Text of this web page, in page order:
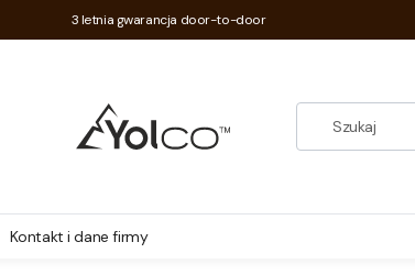
3 letnia gwarancja door-to-door
Kontakt i dane firmy